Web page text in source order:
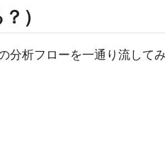
）
析フローを一通り流してみ